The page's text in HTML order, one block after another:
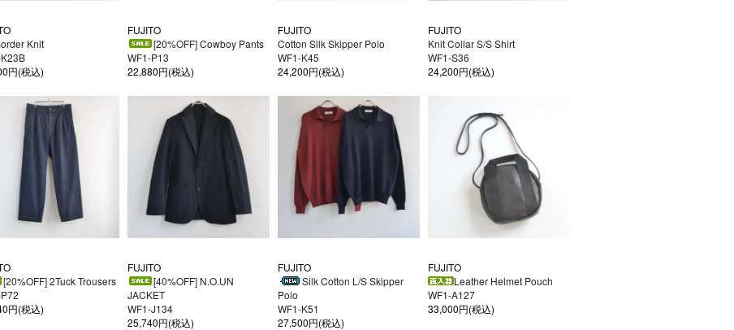
Knit
円(税込)
FUJITO
[20%OFF] Cowboy Pants
WF1-P13
22,880円(税込)
FUJITO
Cotton Silk Skipper Polo
WF1-K45
24,200円(税込)
FUJITO
Knit Collar S/S Shirt
WF1-S36
24,200円(税込)
[20%OFF] 2Tuck Trousers
円(税込)
FUJITO
[40%OFF] N.O.UN
JACKET
WF1-J134
25,740円(税込)
FUJITO
Silk Cotton L/S Skipper
Polo
WF1-K51
27,500円(税込)
FUJITO
Leather Helmet Pouch
WF1-A127
33,000円(税込)